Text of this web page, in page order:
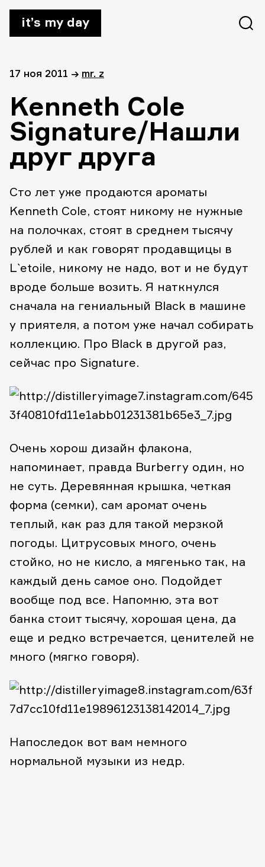
it’s my day
17 ноя 2011 → mr. z
Kenneth Cole
Signature/Нашли
друг друга
Сто лет уже продаются ароматы
Kenneth Cole, стоят никому не нужные
на полочках, стоят в среднем тысячу
рублей и как говорят продавщицы в
L`etoile, никому не надо, вот и не будут
вроде больше возить. Я наткнулся
сначала на гениальный Black в машине
у приятеля, а потом уже начал собирать
коллекцию. Про Black в другой раз,
сейчас про Signature.
Очень хорош дизайн флакона,
напоминает, правда Burberry один, но
не суть. Деревянная крышка, четкая
форма (семки), сам аромат очень
теплый, как раз для такой мерзкой
погоды. Цитрусовых много, очень
стойко, но не кисло, а мягенько так, на
каждый день самое оно. Подойдет
вообще под все. Напомню, эта вот
банка стоит тысячу, хорошая цена, да
еще и редко встречается, ценителей не
много (мягко говоря).
Напоследок вот вам немного
нормальной музыки из недр.